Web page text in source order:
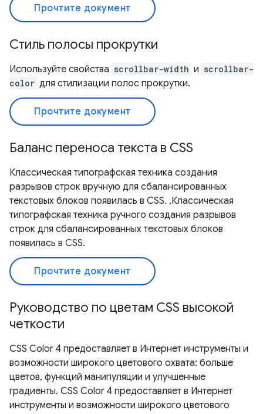
Прочтите документ
Стиль полосы прокрутки
Используйте свойства scrollbar-width и scrollbar-
color для стилизации полос прокрутки.
Прочтите документ
Баланс переноса текста в CSS
Классическая типографская техника создания
разрывов строк вручную для сбалансированных
текстовых блоков появилась в CSS. ,Классическая
типографская техника ручного создания разрывов
строк для сбалансированных текстовых блоков
появилась в CSS.
Прочтите документ
Руководство по цветам CSS высокой
четкости
CSS Color 4 предоставляет в Интернет инструменты и
возможности широкого цветового охвата: больше
цветов, функций манипуляции и улучшенные
градиенты. CSS Color 4 предоставляет в Интернет
инструменты и возможности широкого цветового